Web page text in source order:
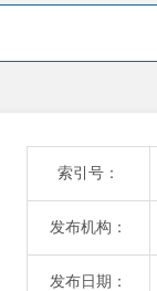
索引号：
发布机构：
发布日期：